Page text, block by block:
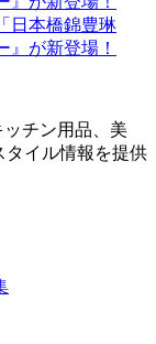
日本橋錦豊琳
』が新登場！
チン用品、美
タイル情報を提供